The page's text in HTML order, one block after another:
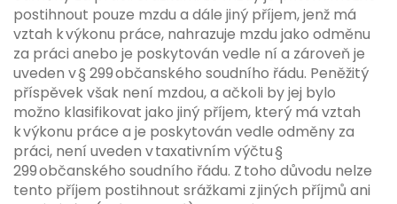
postihnout pouze mzdu a dále jiný příjem, jenž má
vztah k výkonu práce, nahrazuje mzdu jako odměnu
za práci anebo je poskytován vedle ní a zároveň je
uveden v § 299 občanského soudního řádu. Peněžitý
příspěvek však není mzdou, a ačkoli by jej bylo
možno klasifikovat jako jiný příjem, který má vztah
k výkonu práce a je poskytován vedle odměny za
práci, není uveden v taxativním výčtu §
299 občanského soudního řádu. Z toho důvodu nelze
tento příjem postihnout srážkami z jiných příjmů ani